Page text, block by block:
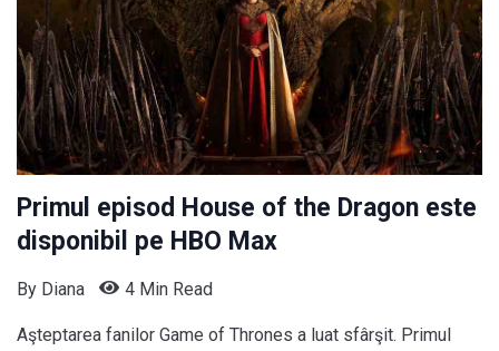
Primul episod House of the Dragon este
disponibil pe HBO Max
By Diana 4 Min Read
Aşteptarea fanilor Game of Thrones a luat sfârşit. Primul